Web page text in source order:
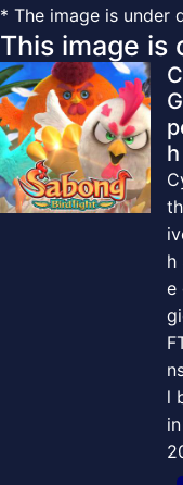
* The image is under
This image is
h
e
l